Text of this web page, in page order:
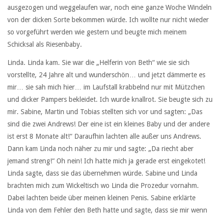
ausgezogen und weggelaufen war, noch eine ganze Woche Windeln
von der dicken Sorte bekommen würde. Ich wollte nur nicht wieder
so vorgeführt werden wie gestern und beugte mich meinem
Schicksal als Riesenbaby.
Linda. Linda kam. Sie war die „Helferin von Beth“ wie sie sich
vorstellte, 24 Jahre alt und wunderschön… und jetzt dämmerte es
mir… sie sah mich hier… im Laufstall krabbelnd nur mit Mützchen
und dicker Pampers bekleidet. Ich wurde knallrot. Sie beugte sich zu
mir. Sabine, Martin und Tobias stellten sich vor und sagten: „Das
sind die zwei Andrews! Der eine ist ein kleines Baby und der andere
ist erst 8 Monate alt!“ Daraufhin lachten alle außer uns Andrews.
Dann kam Linda noch näher zu mir und sagte: „Da riecht aber
jemand streng!“ Oh nein! Ich hatte mich ja gerade erst eingekotet!
Linda sagte, dass sie das übernehmen würde. Sabine und Linda
brachten mich zum Wickeltisch wo Linda die Prozedur vornahm.
Dabei lachten beide über meinen kleinen Penis. Sabine erklärte
Linda von dem Fehler den Beth hatte und sagte, dass sie mir wenn